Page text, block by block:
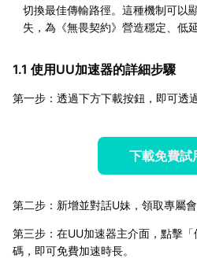
切換最佳傳輸路徑。這種機制可以
失，為《無畏契約》營造穩定、低
1.1 使用UU加速器的詳細步驟
第一步：透過下方下載按鈕，即可透
下載免費試
第二步：新增並對話U妹，領取專屬會
第三步：在UU加速器主介面，點擊
碼，即可免費加速時長。